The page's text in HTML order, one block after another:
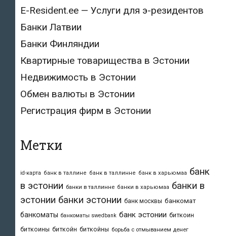
E-Resident.ee — Услуги для э-резидентов
Банки Латвии
Банки Финляндии
Квартирные товарищества в Эстонии
Недвижимость в Эстонии
Обмен валюты в Эстонии
Регистрация фирм в Эстонии
Метки
id-карта банк в таллине банк в таллинне банк в харьюмаа банк
в эстонии банки в таллинне банки в харьюмаа банки в
эстонии банки эстонии банк москвы банкомат
банкоматы банкоматы swedbank банк эстонии биткоин
биткоины биткойн биткойны борьба с отмыванием денег